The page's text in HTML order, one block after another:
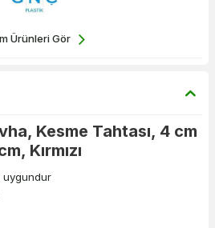
Ürünleri Gör
Kesme Tahtası, 4 cm
Kırmızı
uygundur